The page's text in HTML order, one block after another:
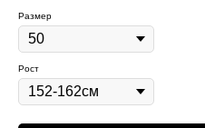
Размер
Рост